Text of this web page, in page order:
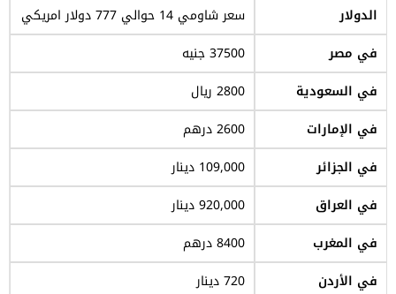
الدولار
سعر شاومي 14 حوالي 777 دولار امريكي
في مصر
37500 جنيه
في السعودية
2800 ريال
في الإمارات
2600 درهم
في الجزائر
109,000 دينار
في العراق
920,000 دينار
في المغرب
8400 درهم
في الأردن
720 دينار